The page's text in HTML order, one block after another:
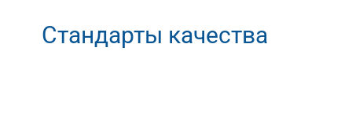
Стандарты качества